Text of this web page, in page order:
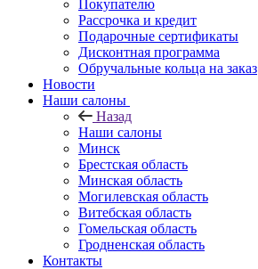
Покупателю
Рассрочка и кредит
Подарочные сертификаты
Дисконтная программа
Обручальные кольца на заказ
Новости
Наши салоны
Назад
Наши салоны
Минск
Брестская область
Минская область
Могилевская область
Витебская область
Гомельская область
Гродненская область
Контакты